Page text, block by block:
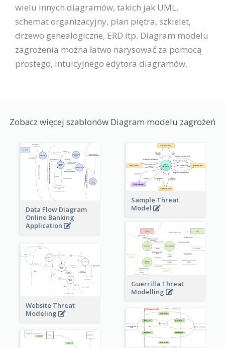
wielu innych diagramów, takich jak UML,
schemat organizacyjny, plan piętra, szkielet,
drzewo genealogiczne, ERD itp. Diagram modelu
zagrożenia można łatwo narysować za pomocą
prostego, intuicyjnego edytora diagramów.
Zobacz więcej szablonów Diagram modelu zagrożeń
Data Flow Diagram
Online Banking
Application
Sample Threat
Model
Guerrilla Threat
Modelling
Website Threat
Modeling